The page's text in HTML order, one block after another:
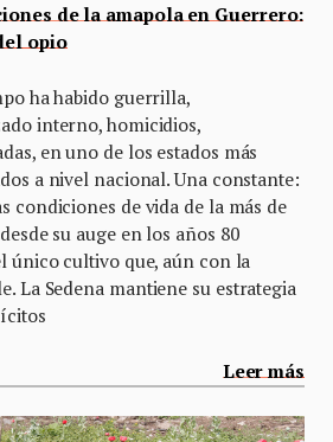
de la amapola en Guerrero:
opio
ha habido guerrilla,
interno, homicidios,
en uno de los estados más
a nivel nacional. Una constante:
condiciones de vida de la más de
su auge en los años 80
único cultivo que, aún con la
La Sedena mantiene su estrategia
Leer más